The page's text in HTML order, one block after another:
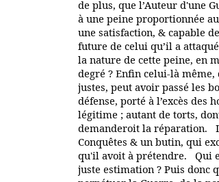
de plus, que l’Auteur d'une
à une peine proportionnée
une satisfaction, & capable
future de celui qu’il a
la nature de cette peine, en
degré ? Enfin celui-là
justes, peut avoir passé les
défense, porté à l’excès des
légitime ; autant de torts,
demanderoit la réparation.
Conquêtes & un butin, qui
qu'il avoit à prétendre. Qui
juste estimation ? Puis donc